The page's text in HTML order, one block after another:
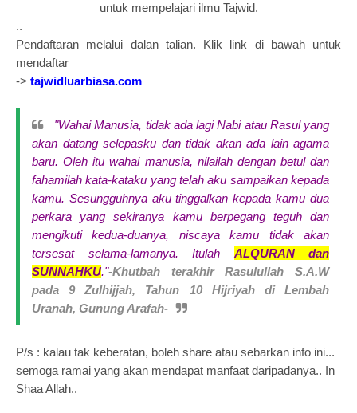
untuk mempelajari ilmu Tajwid.
..
Pendaftaran melalui dalan talian. Klik link di bawah untuk
mendaftar
-> tajwidluarbiasa.com
"Wahai Manusia, tidak ada lagi Nabi atau Rasul yang
akan datang selepasku dan tidak akan ada lain agama
baru. Oleh itu wahai manusia, nilailah dengan betul dan
fahamilah kata-kataku yang telah aku sampaikan kepada
kamu. Sesungguhnya aku tinggalkan kepada kamu dua
perkara yang sekiranya kamu berpegang teguh dan
mengikuti kedua-duanya, niscaya kamu tidak akan
tersesat selama-lamanya. Itulah ALQURAN dan
SUNNAHKU."-Khutbah terakhir Rasulullah S.A.W
pada 9 Zulhijjah, Tahun 10 Hijriyah di Lembah
Uranah, Gunung Arafah-
P/s : kalau tak keberatan, boleh share atau sebarkan info ini...
semoga ramai yang akan mendapat manfaat daripadanya.. In
Shaa Allah..